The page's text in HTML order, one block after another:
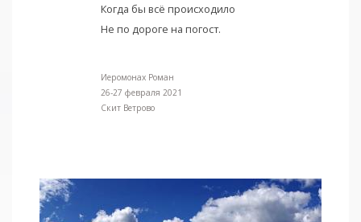
Когда бы всё происходило
Не по дороге на погост.
Иеромонах Роман
26-27 февраля 2021
Cкит Ветрово